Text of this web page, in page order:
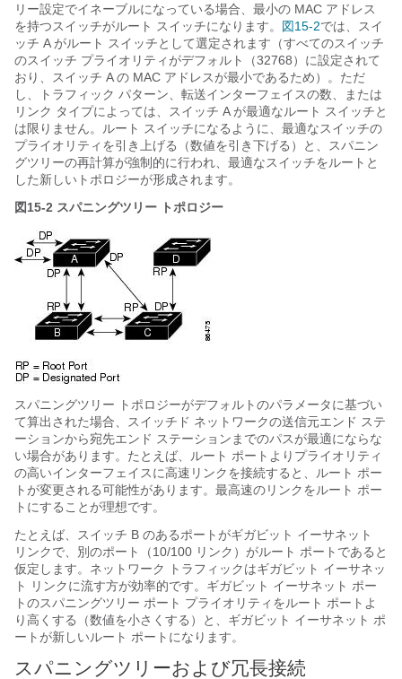
リー設定でイネーブルになっている場合、最小の MAC アドレス
を持つスイッチがルート スイッチになります。 図15-2では、スイ
ッチ A がルート スイッチとして選定されます（すべてのスイッチ
のスイッチ プライオリティがデフォルト（32768）に設定されて
おり、スイッチ A の MAC アドレスが最小であるため）。ただ
し、トラフィック パターン、転送インターフェイスの数、または
リンク タイプによっては、スイッチ A が最適なルート スイッチと
は限りません。ルート スイッチになるように、最適なスイッチの
プライオリティを引き上げる（数値を引き下げる）と、スパニン
グツリーの再計算が強制的に行われ、最適なスイッチをルートと
した新しいトポロジーが形成されます。
図15-2 スパニングツリー トポロジー
スパニングツリー トポロジーがデフォルトのパラメータに基づい
て算出された場合、スイッチド ネットワークの送信元エンド ステ
ーションから宛先エンド ステーションまでのパスが最適にならな
い場合があります。たとえば、ルート ポートよりプライオリティ
の高いインターフェイスに高速リンクを接続すると、ルート ポー
トが変更される可能性があります。最高速のリンクをルート ポー
トにすることが理想です。
たとえば、スイッチ B のあるポートがギガビット イーサネット
リンクで、別のポート（10/100 リンク）がルート ポートであると
仮定します。ネットワーク トラフィックはギガビット イーサネッ
ト リンクに流す方が効率的です。ギガビット イーサネット ポー
トのスパニングツリー ポート プライオリティをルート ポートよ
り高くする（数値を小さくする）と、ギガビット イーサネット ポ
ートが新しいルート ポートになります。
スパニングツリーおよび冗長接続